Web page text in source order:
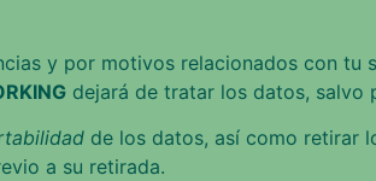
y por motivos relacionados con
dejará de tratar los datos, salvo
de los datos, así como retirar
a su retirada.